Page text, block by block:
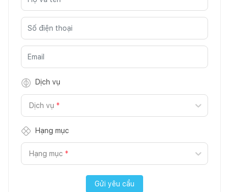
Dịch vụ
Dịch vụ *
Hạng mục
Hạng mục *
Gửi yêu cầu